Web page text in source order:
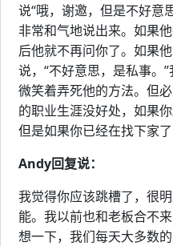
说“哦，谢邀，但是不好意
非常和气地说出来。如果
后他就不再问你了。如果
说，“不好意思，是私事。
微笑着弄死他的方法。但
的职业生涯没好处，如果
但是如果你已经在找下家了
Andy回复说：
我觉得你应该跳槽了，很
能。我以前也和老板合不
想一下，我们每天大多数